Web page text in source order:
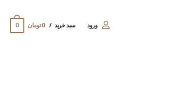
ورود سبد خرید 0 تومان 0